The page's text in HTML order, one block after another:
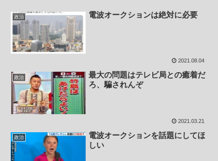
政治 電波オークションは絶対に必要
2021.08.04
政治
最大の問題はテレビ局との癒着だ
ろ、騙されんぞ
2021.03.21
政治
電波オークションを話題にしてほ
しい